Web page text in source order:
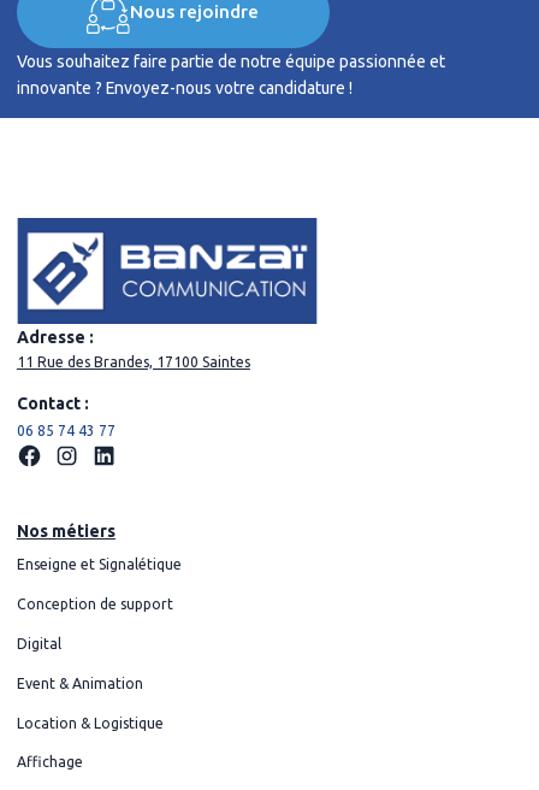
Nous rejoindre
Vous souhaitez faire partie de notre équipe passionnée et
innovante ? Envoyez-nous votre candidature !
Adresse :
11 Rue des Brandes, 17100 Saintes
Contact :
06 85 74 43 77
Nos métiers
Enseigne et Signalétique
Conception de support
Digital
Event & Animation
Location & Logistique
Affichage